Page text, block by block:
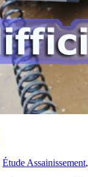
Étude Assainissement,